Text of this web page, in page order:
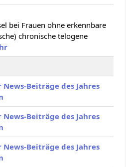
bei Frauen ohne erkennbare
chronische telogene
News-Beiträge des Jahres
News-Beiträge des Jahres
News-Beiträge des Jahres